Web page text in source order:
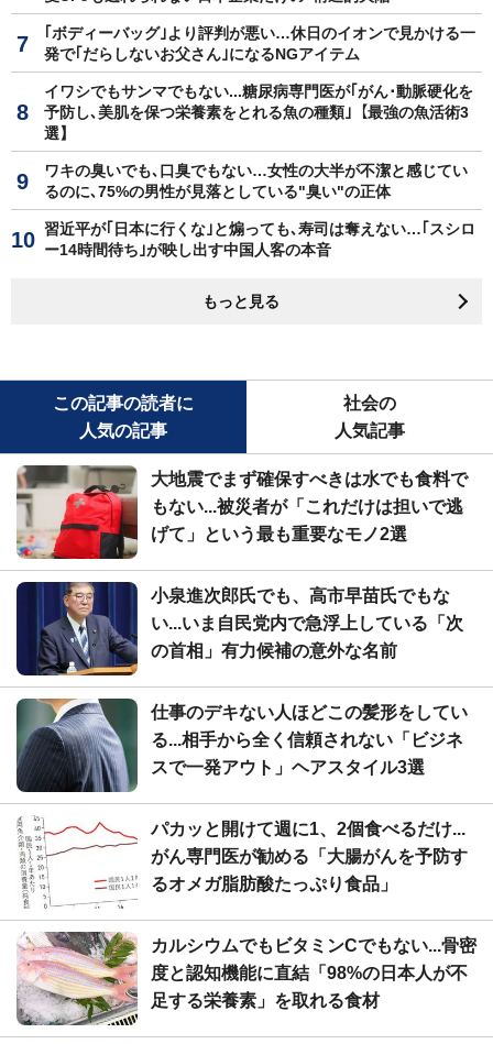
｢ボディーバッグ｣より評判が悪い…休日のイオンで見かける一
発で｢だらしないお父さん｣になるNGアイテム
イワシでもサンマでもない...糖尿病専門医が｢がん･動脈硬化を
予防し､美肌を保つ栄養素をとれる魚の種類｣【最強の魚活術3
選】
ワキの臭いでも､口臭でもない…女性の大半が不潔と感じてい
るのに､75%の男性が見落としている"臭い"の正体
習近平が｢日本に行くな｣と煽っても､寿司は奪えない…｢スシロ
ー14時間待ち｣が映し出す中国人客の本音
もっと見る
この記事の読者に
人気の記事
社会の
人気記事
大地震でまず確保すべきは水でも食料で
もない...被災者が「これだけは担いで逃
げて」という最も重要なモノ2選
小泉進次郎氏でも、高市早苗氏でもな
い...いま自民党内で急浮上している「次
の首相」有力候補の意外な名前
仕事のデキない人ほどこの髪形をしてい
る...相手から全く信頼されない「ビジネ
スで一発アウト」ヘアスタイル3選
パカッと開けて週に1、2個食べるだけ...
がん専門医が勧める「大腸がんを予防す
るオメガ脂肪酸たっぷり食品」
カルシウムでもビタミンCでもない...骨密
度と認知機能に直結「98%の日本人が不
足する栄養素」を取れる食材